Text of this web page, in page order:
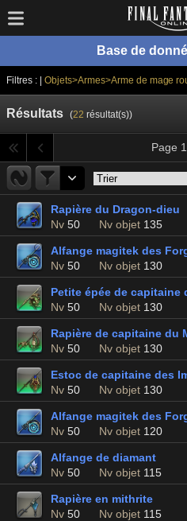
Base de
Filtres : | Objets>Armes>Arme de mage
Résultats (22 résultat(s))
Page
Rapière du Dragon-dieu
Nv 50 Nv objet 135
Alfange magitek des
Nv 50 Nv objet 130
Petite épée de capitaine
Nv 50 Nv objet 130
Rapière de capitaine du
Nv 50 Nv objet 130
Estoc de capitaine des
Nv 50 Nv objet 130
Alfange magitek des
Nv 50 Nv objet 120
Alfange de diamant
Nv 50 Nv objet 115
Rapière en mithrite
Nv 50 Nv objet 115